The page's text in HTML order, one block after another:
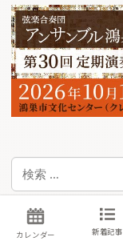
カレンダー 新着記事